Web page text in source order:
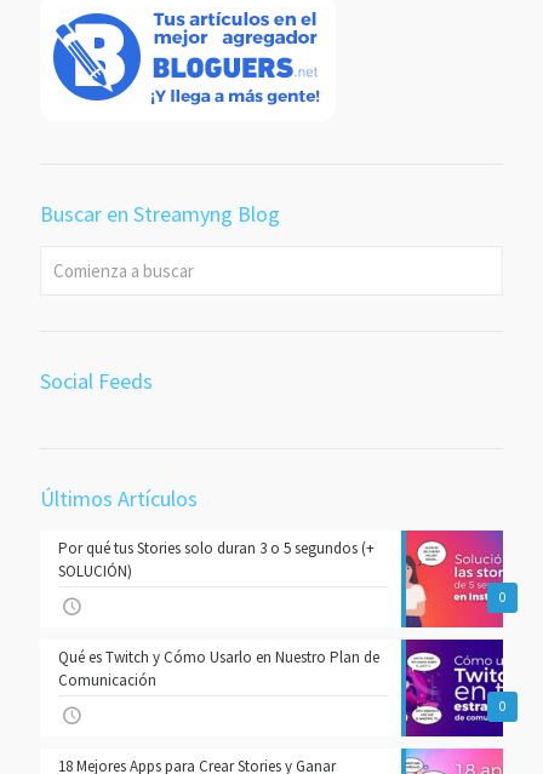
Buscar en Streamyng Blog
Social Feeds
Últimos Artículos
0
Por qué tus Stories solo duran 3 o 5 segundos (+
SOLUCIÓN)
0
Qué es Twitch y Cómo Usarlo en Nuestro Plan de
Comunicación
18 Mejores Apps para Crear Stories y Ganar